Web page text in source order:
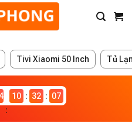
Tivi Xiaomi 50 Inch Tủ
10 32 07